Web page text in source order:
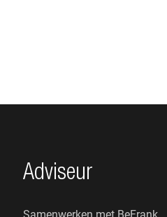
Adviseur